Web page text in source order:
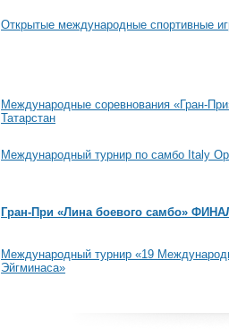
Открытые международные спортивные
Международные соревнования «Гран-
Татарстан
Международный турнир по самбо Italy
Гран-При «Лина боевого самбо»
Международный турнир «19
Эйгминаса»